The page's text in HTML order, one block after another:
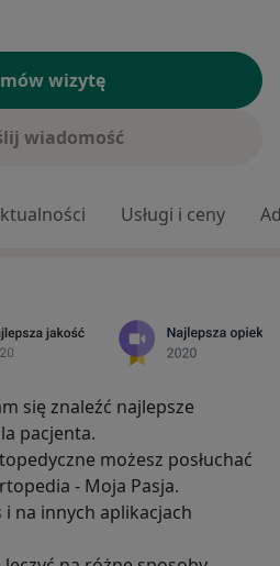
wizytę
wiadomość
Usługi i ceny
się znaleźć najlepsze
pacjenta.
możesz posłuchać
- Moja Pasja.
i na innych aplikacjach